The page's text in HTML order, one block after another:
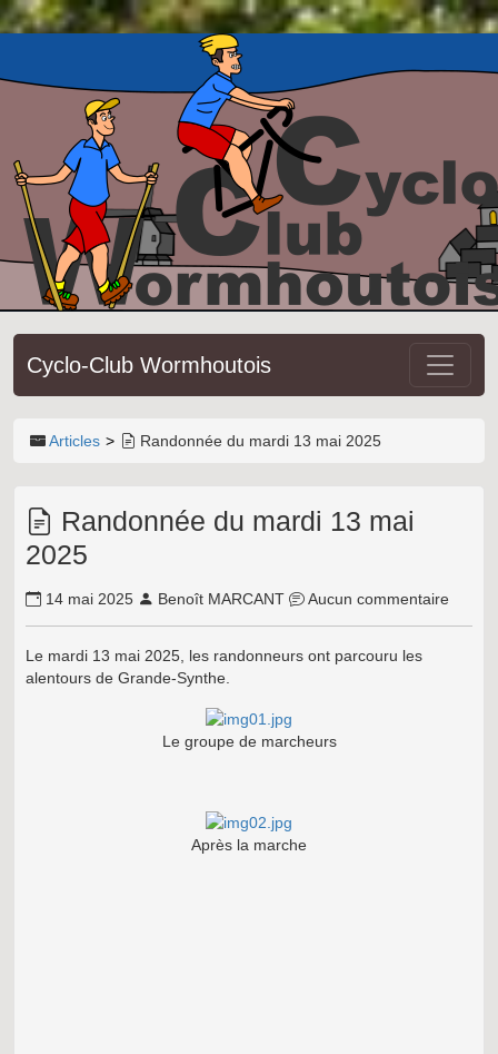
Cyclo-Club Wormhoutois
Articles Randonnée du mardi 13 mai 2025
Randonnée du mardi 13 mai
2025
14 mai 2025 Benoît MARCANT Aucun commentaire
Le mardi 13 mai 2025, les randonneurs ont parcouru les
alentours de Grande-Synthe.
Le groupe de marcheurs
Après la marche